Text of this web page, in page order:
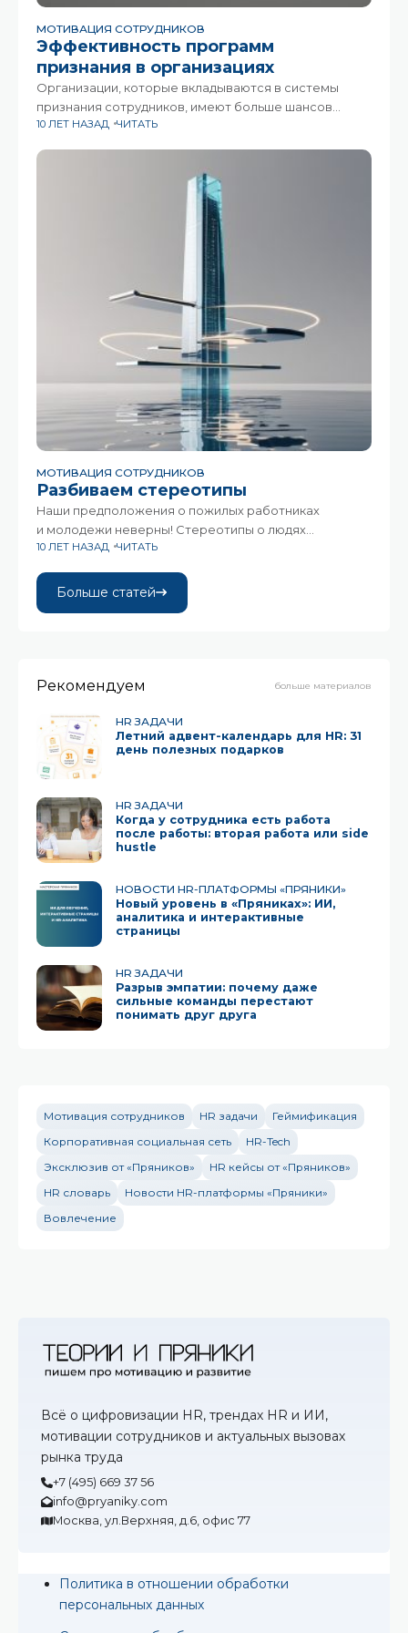
МОТИВАЦИЯ СОТРУДНИКОВ
Эффективность программ
признания в организациях
Организации, которые вкладываются в системы
признания сотрудников, имеют больше шансов
получить ощутимый рост финансовых результатов.
SHRM/Globoforce, часть HR специалистов ставит под
сомнение точность старых методов
10 ЛЕТ НАЗАД ЧИТАТЬ
МОТИВАЦИЯ СОТРУДНИКОВ
Разбиваем стереотипы
Наши предположения о пожилых работниках
и молодежи неверны! Стереотипы о людях
на основании возраста — этим грешат практически
одержимыми фитнесом, готовыми часто менять
работу в поисках более значимой. Сотрудники в 60
10 ЛЕТ НАЗАД ЧИТАТЬ
Больше статей
Рекомендуем больше материалов
HR ЗАДАЧИ
Летний адвент-календарь для HR: 31
день полезных подарков
HR ЗАДАЧИ
Когда у сотрудника есть работа
после работы: вторая работа или side
hustle
НОВОСТИ HR-ПЛАТФОРМЫ «ПРЯНИКИ»
Новый уровень в «Пряниках»: ИИ,
аналитика и интерактивные
страницы
HR ЗАДАЧИ
Разрыв эмпатии: почему даже
сильные команды перестают
понимать друг друга
Мотивация сотрудников HR задачи
Геймификация
Корпоративная социальная сеть
HR-Tech
Эксклюзив от «Пряников»
HR кейсы от «Пряников»
HR словарь
Новости HR-платформы «Пряники»
Вовлечение
Всё о цифровизации HR, трендах HR и ИИ,
мотивации сотрудников и актуальных вызовах
рынка труда
+7 (495) 669 37 56
info@pryaniky.com
Москва, ул.Верхняя, д.6, офис 77
Политика в отношении обработки
персональных данных